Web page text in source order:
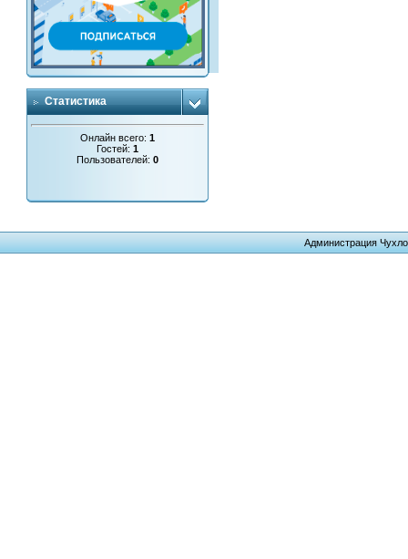
Статистика
Онлайн всего:1
Гостей:1
Пользователей:0
Администрация